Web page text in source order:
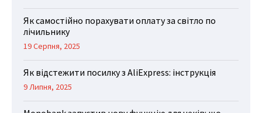
Як самостійно порахувати оплату за світло по
лічильнику
19 Серпня, 2025
Як відстежити посилку з AliExpress: інструкція
9 Липня, 2025